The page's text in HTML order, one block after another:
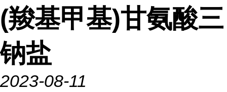
(羧基甲基)甘氨酸三
钠盐
2023-08-11